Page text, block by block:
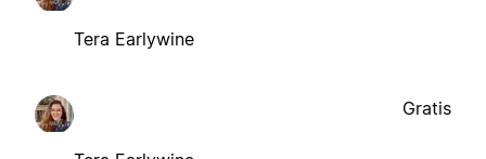
Tera Earlywine
Gratis